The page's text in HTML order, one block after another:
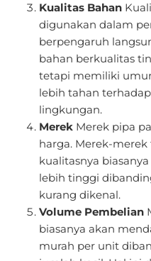
Kualitas Bahan
digunakan dalam
berpengaruh
bahan berkualitas
tetapi memiliki
lebih tahan
lingkungan.
Merek Merek pipa
harga. Merek-
kualitasnya
lebih tinggi
kurang dikenal.
Volume Pembelian
biasanya akan
murah per unit